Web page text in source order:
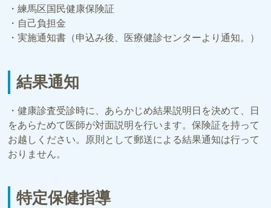
・練馬区国民健康保険証
・自己負担金
・実施通知書（申込み後、医療健診センターより通知。）
結果通知
・健康診査受診時に、あらかじめ結果説明日を決めて、日
をあらためて医師が対面説明を行います。保険証を持って
お越しください。原則として郵送による結果通知は行って
おりません。
特定保健指導